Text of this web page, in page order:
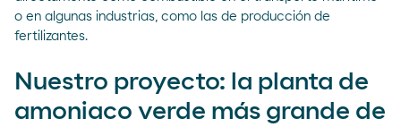
o en algunas industrias, como las de producción de
fertilizantes.
Nuestro proyecto: la planta de
amoniaco verde más grande de